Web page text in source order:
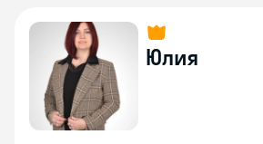
Юлия